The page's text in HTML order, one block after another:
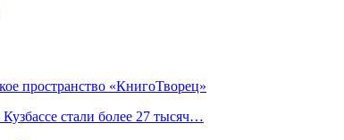
пространство «КнигоТворец»
стали более 27 тысяч…